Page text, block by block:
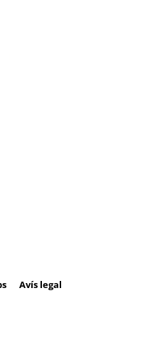
Avís legal